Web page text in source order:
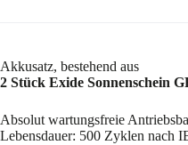
Akkusatz, bestehend aus
2 Stück Exide Sonnenschein
Absolut wartungsfreie
Lebensdauer: 500 Zyklen nach